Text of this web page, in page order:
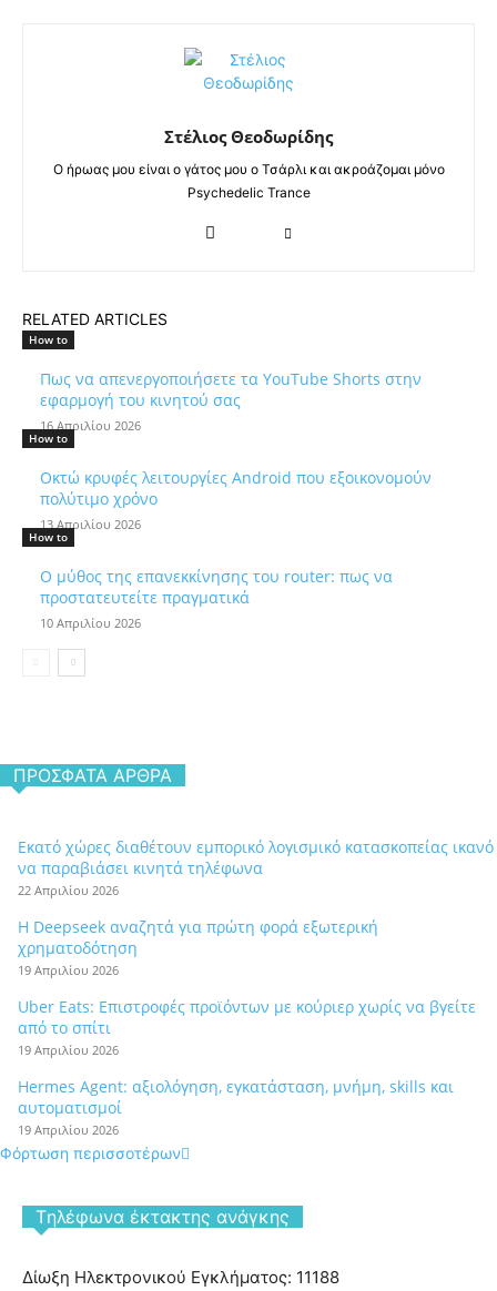
Στέλιος Θεοδωρίδης
Ο ήρωας μου είναι ο γάτος μου ο Τσάρλι και ακροάζομαι μόνο
Psychedelic Trance
RELATED ARTICLES
How to
Πως να απενεργοποιήσετε τα YouTube Shorts στην
εφαρμογή του κινητού σας
16 Απριλίου 2026
How to
Οκτώ κρυφές λειτουργίες Android που εξοικονομούν
πολύτιμο χρόνο
13 Απριλίου 2026
How to
Ο μύθος της επανεκκίνησης του router: πως να
προστατευτείτε πραγματικά
10 Απριλίου 2026
ΠΡΌΣΦΑΤΑ ΆΡΘΡΑ
Εκατό χώρες διαθέτουν εμπορικό λογισμικό κατασκοπείας ικανό
να παραβιάσει κινητά τηλέφωνα
22 Απριλίου 2026
Η Deepseek αναζητά για πρώτη φορά εξωτερική
χρηματοδότηση
19 Απριλίου 2026
Uber Eats: Επιστροφές προϊόντων με κούριερ χωρίς να βγείτε
από το σπίτι
19 Απριλίου 2026
Hermes Agent: αξιολόγηση, εγκατάσταση, μνήμη, skills και
αυτοματισμοί
19 Απριλίου 2026
Φόρτωση περισσοτέρων
Tηλέφωνα έκτακτης ανάγκης
Δίωξη Ηλεκτρονικού Εγκλήματος: 11188